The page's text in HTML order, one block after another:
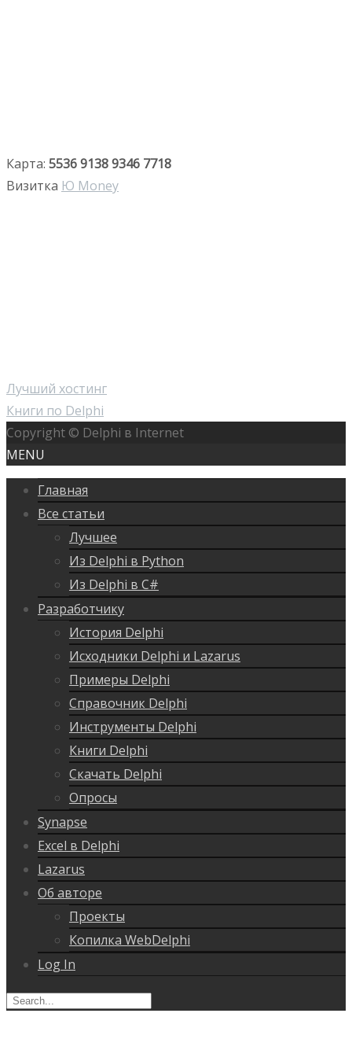
Карта: 5536 9138 9346 7718
Визитка Ю Money
Лучший хостинг
Книги по Delphi
Copyright © Delphi в Internet
MENU
Главная
Все статьи
Лучшее
Из Delphi в Python
Из Delphi в C#
Разработчику
История Delphi
Исходники Delphi и Lazarus
Примеры Delphi
Справочник Delphi
Инструменты Delphi
Книги Delphi
Скачать Delphi
Опросы
Synapse
Excel в Delphi
Lazarus
Об авторе
Проекты
Копилка WebDelphi
Log In